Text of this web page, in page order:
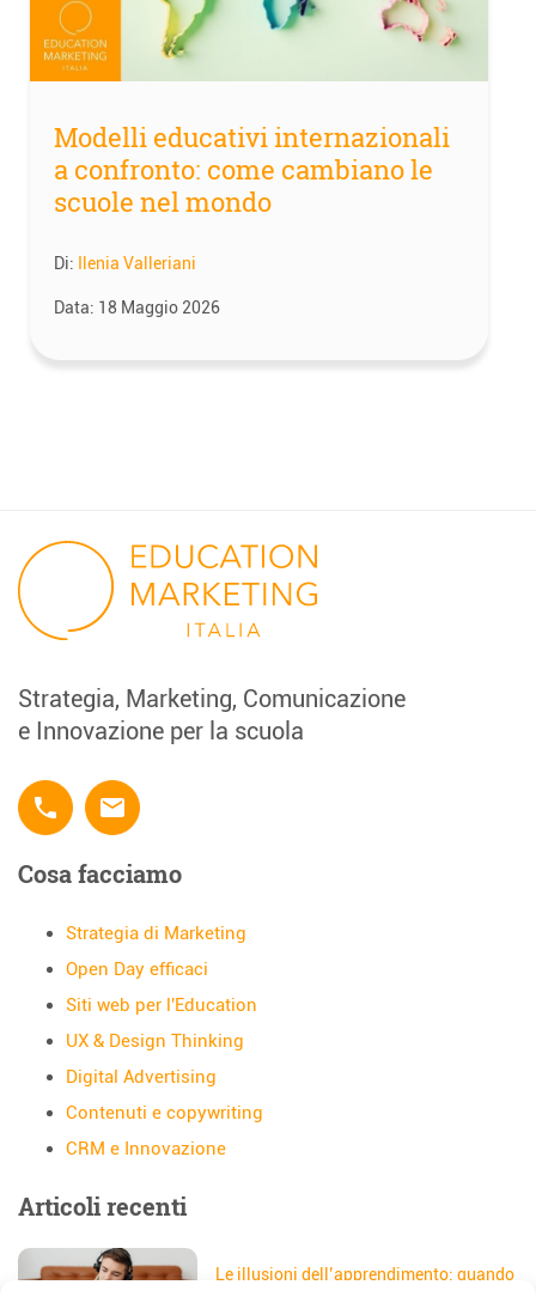
Modelli educativi internazionali
a confronto: come cambiano le
scuole nel mondo
Di: Ilenia Valleriani
Data: 18 Maggio 2026
Strategia, Marketing, Comunicazione
e Innovazione per la scuola
phone email
Cosa facciamo
Strategia di Marketing
Open Day efficaci
Siti web per l'Education
UX & Design Thinking
Digital Advertising
Contenuti e copywriting
CRM e Innovazione
Articoli recenti
Le illusioni dell’apprendimento: quando